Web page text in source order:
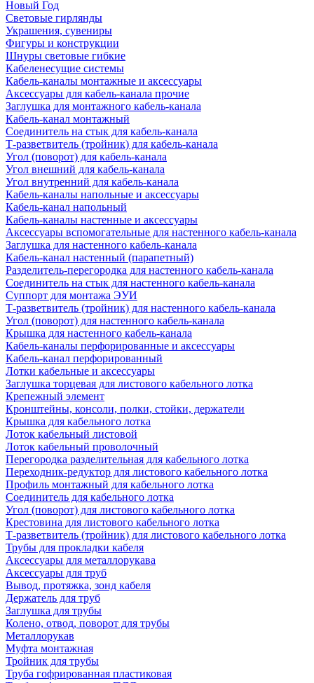
Новый Год
Световые гирлянды
Украшения, сувениры
Фигуры и конструкции
Шнуры световые гибкие
Кабеленесущие системы
Кабель-каналы монтажные и аксессуары
Аксессуары для кабель-канала прочие
Заглушка для монтажного кабель-канала
Кабель-канал монтажный
Соединитель на стык для кабель-канала
Т-разветвитель (тройник) для кабель-канала
Угол (поворот) для кабель-канала
Угол внешний для кабель-канала
Угол внутренний для кабель-канала
Кабель-каналы напольные и аксессуары
Кабель-канал напольный
Кабель-каналы настенные и аксессуары
Аксессуары вспомогательные для настенного кабель-канала
Заглушка для настенного кабель-канала
Кабель-канал настенный (парапетный)
Разделитель-перегородка для настенного кабель-канала
Соединитель на стык для настенного кабель-канала
Суппорт для монтажа ЭУИ
Т-разветвитель (тройник) для настенного кабель-канала
Угол (поворот) для настенного кабель-канала
Крышка для настенного кабель-канала
Кабель-каналы перфорированные и аксессуары
Кабель-канал перфорированный
Лотки кабельные и аксессуары
Заглушка торцевая для листового кабельного лотка
Крепежный элемент
Кронштейны, консоли, полки, стойки, держатели
Крышка для кабельного лотка
Лоток кабельный листовой
Лоток кабельный проволочный
Перегородка разделительная для кабельного лотка
Переходник-редуктор для листового кабельного лотка
Профиль монтажный для кабельного лотка
Соединитель для кабельного лотка
Угол (поворот) для листового кабельного лотка
Крестовина для листового кабельного лотка
Т-разветвитель (тройник) для листового кабельного лотка
Трубы для прокладки кабеля
Аксессуары для металлорукава
Аксессуары для труб
Вывод, протяжка, зонд кабеля
Держатель для труб
Заглушка для трубы
Колено, отвод, поворот для трубы
Металлорукав
Муфта монтажная
Тройник для трубы
Труба гофрированная пластиковая